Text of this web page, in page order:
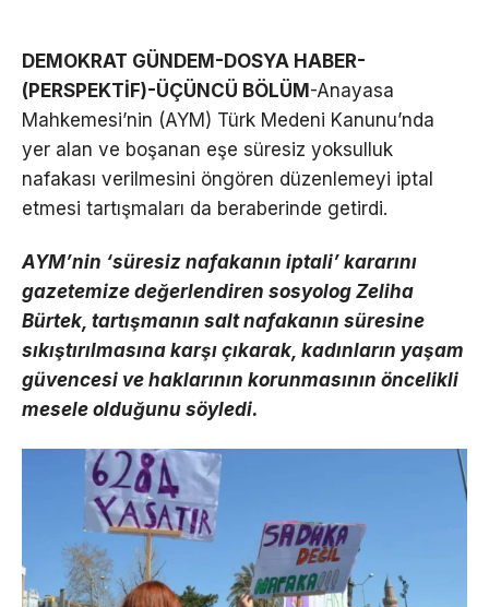
DEMOKRAT GÜNDEM-DOSYA HABER-
(PERSPEKTİF)-ÜÇÜNCÜ BÖLÜM-Anayasa
Mahkemesi’nin (AYM) Türk Medeni Kanunu’nda
yer alan ve boşanan eşe süresiz yoksulluk
nafakası verilmesini öngören düzenlemeyi iptal
etmesi tartışmaları da beraberinde getirdi.
AYM’nin ‘süresiz nafakanın iptali’ kararını
gazetemize değerlendiren sosyolog Zeliha
Bürtek, tartışmanın salt nafakanın süresine
sıkıştırılmasına karşı çıkarak, kadınların yaşam
güvencesi ve haklarının korunmasının öncelikli
mesele olduğunu söyledi.